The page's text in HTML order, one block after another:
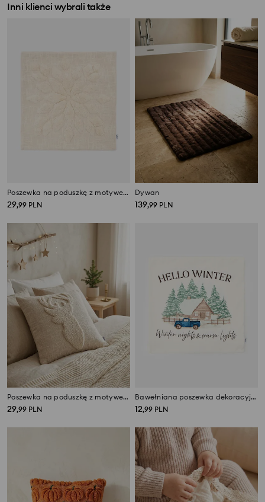
Inni klienci wybrali także
Poszewka na poduszkę z motywem śnieżynki
29,99 PLN
Dywan
139,99 PLN
Poszewka na poduszkę z motywem renifera
29,99 PLN
Bawełniana poszewka dekoracyjna z motywem świątecznym
12,99 PLN